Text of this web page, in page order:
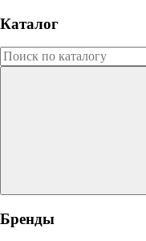
Каталог
Бренды